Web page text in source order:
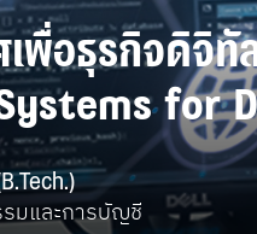
เพื่อธุรกิจดิจิทั
for
มและการบัญชี